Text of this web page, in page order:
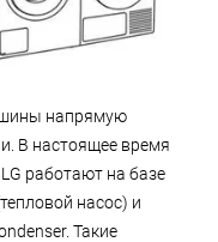
напрямую
В настоящее время
работают на базе
насос) и
Такие